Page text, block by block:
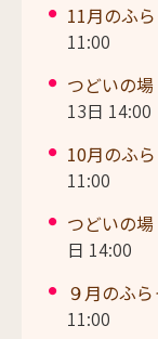
11月のふ
11:00
つどいの
13日 14:00
10月のふ
11:00
つどいの
日 14:00
９月のふ
11:00